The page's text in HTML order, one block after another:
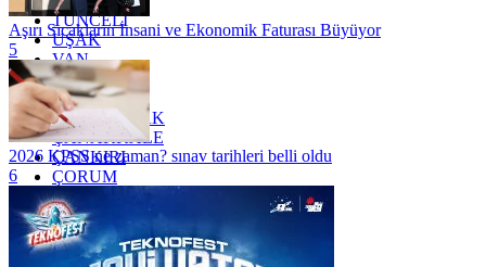
TUNCELİ
UŞAK
VAN
YALOVA
YOZGAT
ZONGULDAK
ÇANAKKALE
ÇANKIRI
ÇORUM
İSTANBUL
İZMİR
ŞANLIURFA
ŞIRNAK
Aşırı Sıcakların İnsani ve Ekonomik Faturası Büyüyor
5
2026 KPSS ne zaman? sınav tarihleri belli oldu
6